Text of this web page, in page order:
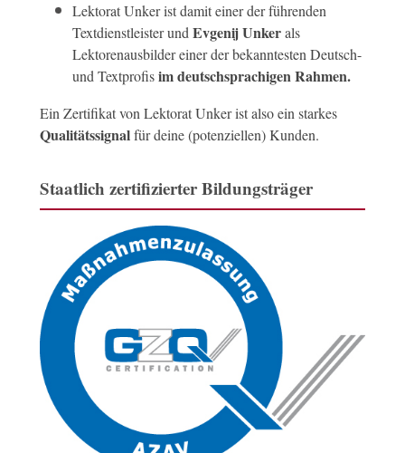
Lektorat Unker ist damit einer der führenden
Textdienstleister undEvgenij Unkerals
Lektorenausbilder einer der bekanntesten Deutsch-
und Textprofisim deutschsprachigen Rahmen.
Ein Zertifikat von Lektorat Unker ist also ein starkes
Qualitätssignalfür deine (potenziellen) Kunden.
Staatlich zertifizierter Bildungsträger